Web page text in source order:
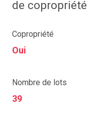
de copropriété
Copropriété
Oui
Nombre de lots
39